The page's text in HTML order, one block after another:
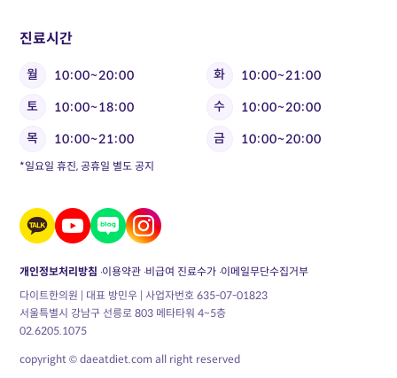
진료시간
월 10:00~20:00 화
10:00~21:00
토
10:00~18:00 수
10:00~20:00
목
10:00~21:00 금 10:00~20:00
*일요일 휴진, 공휴일 별도 공지
개인정보처리방침 이용약관 비급여 진료수가 이메일무단수집거부
다이트한의원 | 대표 방민우 | 사업자번호 635-07-01823
서울특별시 강남구 선릉로 803 메타타워 4~5층
02.6205.1075
copyright © daeatdiet.com all right reserved